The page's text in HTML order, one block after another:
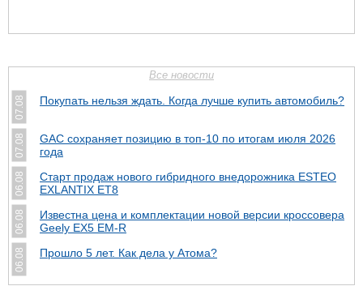
Все новости
07.08 Покупать нельзя ждать. Когда лучше купить автомобиль?
07.08
GAC сохраняет позицию в топ-10 по итогам июля 2026
года
06.08
Старт продаж нового гибридного внедорожника ESTEO
EXLANTIX ET8
06.08
Известна цена и комплектации новой версии кроссовера
Geely EX5 EM-R
06.08 Прошло 5 лет. Как дела у Атома?